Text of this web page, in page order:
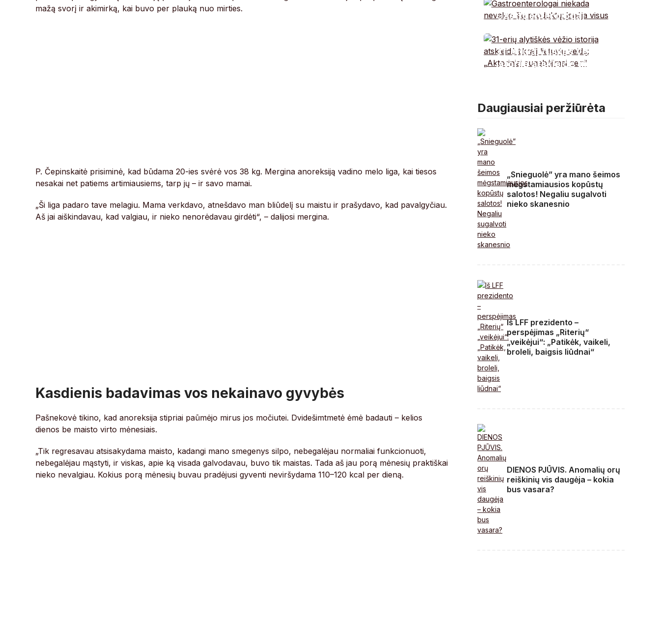
mažą svorį ir akimirką, kai buvo per plauką nuo mirties.
P. Čepinskaitė prisiminė, kad būdama 20-ies svėrė vos 38 kg. Mergina anoreksiją vadino melo liga, kai tiesos
nesakai net patiems artimiausiems, tarp jų – ir savo mamai.
„Ši liga padaro tave melagiu. Mama verkdavo, atnešdavo man bliūdelį su maistu ir prašydavo, kad pavalgyčiau.
Aš jai aiškindavau, kad valgiau, ir nieko nenorėdavau girdėti“, – dalijosi mergina.
Kasdienis badavimas vos nekainavo gyvybės
Pašnekovė tikino, kad anoreksija stipriai paūmėjo mirus jos močiutei. Dvidešimtmetė ėmė badauti – kelios
dienos be maisto virto mėnesiais.
„Tik regresavau atsisakydama maisto, kadangi mano smegenys silpo, nebegalėjau normaliai funkcionuoti,
nebegalėjau mąstyti, ir viskas, apie ką visada galvodavau, buvo tik maistas. Tada aš jau porą mėnesių praktiškai
nieko nevalgiau. Kokius porą mėnesių buvau pradėjusi gyventi neviršydama 110–120 kcal per dieną.
ekologinė katastrofa
Gastroenterologai
produktų: įspėja visus
31-erių alytiškės vėžio
istorija atskleidė tikrąjį
sugebėjimai geri“
Daugiausiai peržiūrėta
„Snieguolė” yra mano šeimos
mėgstamiausios kopūstų
salotos! Negaliu sugalvoti
nieko skanesnio
Iš LFF prezidento –
perspėjimas „Riterių“
„veikėjui“: „Patikėk, vaikeli,
broleli, baigsis liūdnai“
DIENOS PJŪVIS. Anomalių orų
reiškinių vis daugėja – kokia
bus vasara?